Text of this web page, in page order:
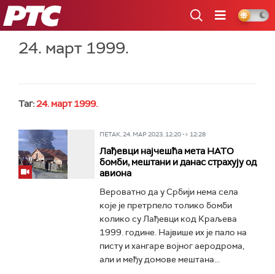
РТС
24. март 1999.
Таг:24. март 1999.
ПЕТАК, 24. МАР 2023, 12:20 -> 12:28
Лађевци најчешћа мета НАТО
бомби, мештани и данас страхују од
авиона
Вероватно да у Србији нема села
које је претрпело толико бомби
колико су Лађевци код Краљева
1999. године. Највише их је пало на
писту и хангаре војног аеродрома,
али и међу домове мештана...